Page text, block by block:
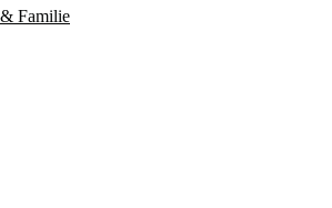
Familie